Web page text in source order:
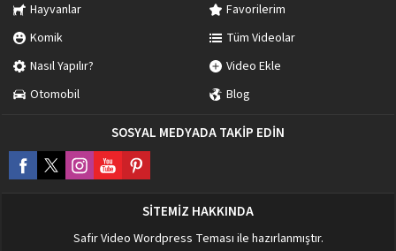
Hayvanlar
Komik
Nasıl Yapılır?
Otomobil
Favorilerim
Tüm Videolar
Video Ekle
Blog
SOSYAL MEDYADA TAKİP EDİN
SİTEMİZ HAKKINDA
Safir Video Wordpress Teması ile hazırlanmıştır.